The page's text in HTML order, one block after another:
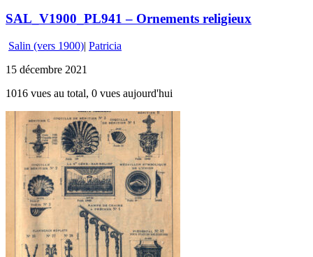
SAL_V1900_PL941 – Ornements religieux
Salin (vers 1900)| Patricia
15 décembre 2021
1016 vues au total, 0 vues aujourd'hui